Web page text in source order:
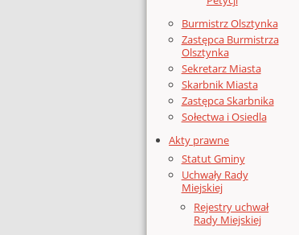
Burmistrz Olsztynka
Zastępca Burmistrza
Olsztynka
Sekretarz Miasta
Skarbnik Miasta
Zastępca Skarbnika
Sołectwa i Osiedla
Akty prawne
Statut Gminy
Uchwały Rady
Miejskiej
Rejestry uchwał
Rady Miejskiej